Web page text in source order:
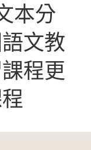
本分
文教
程更